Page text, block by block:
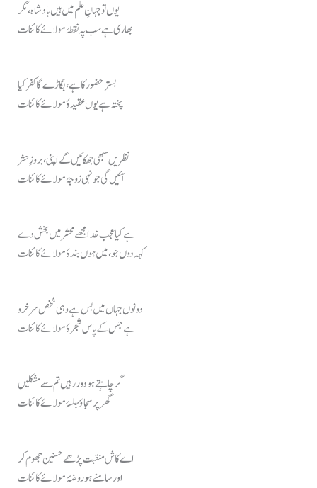
یوں تو جہانِ علم میں ہیں بادشاہ، مگر
بھاری ہے سب پہ نقطۂ مولائے کائنات
بستر حضور کا ہے، بگاڑے گا کفر کیا
پختہ ہے یوں عقیدۂ مولائے کائنات
نظریں سبھی جھکائیں گے اپنی، بروزِ حشر
آئیں گی جونہی زوجۂ مولائے کائنات
ہے کیا عجب خدا مجھے محشر میں بخش دے
کہہ دوں جو، میں ہوں بندۂ مولائے کائنات
دونوں جہاں میں بس ہے وہی شخص سرخرو
ہے جس کے پاس شجرۂ مولائے کائنات
گر چاہتے ہو دور رہیں تم سے مشکلیں
گھر پر سجاؤ جلسۂ مولائے کائنات
اے کاش منقبت پڑھے حسنین جھوم کر
اور سامنے ہو روضۂ مولائے کائنات